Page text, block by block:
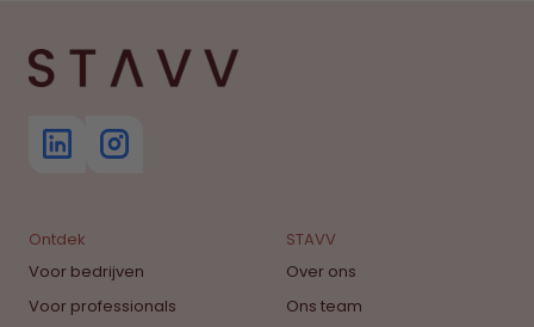
Ontdek
Voor bedrijven
Voor professionals
STAVV
Over ons
Ons team